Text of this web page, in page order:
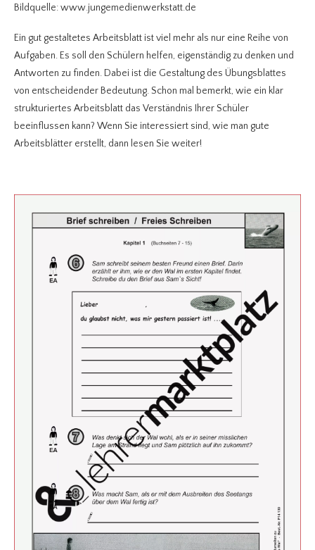
Bildquelle: www.jungemedienwerkstatt.de
Ein gut gestaltetes Arbeitsblatt ist viel mehr als nur eine Reihe von
Aufgaben. Es soll den Schülern helfen, eigenständig zu denken und
Antworten zu finden. Dabei ist die Gestaltung des Übungsblattes
von entscheidender Bedeutung. Schon mal bemerkt, wie ein klar
strukturiertes Arbeitsblatt das Verständnis Ihrer Schüler
beeinflussen kann? Wenn Sie interessiert sind, wie man gute
Arbeitsblätter erstellt, dann lesen Sie weiter!